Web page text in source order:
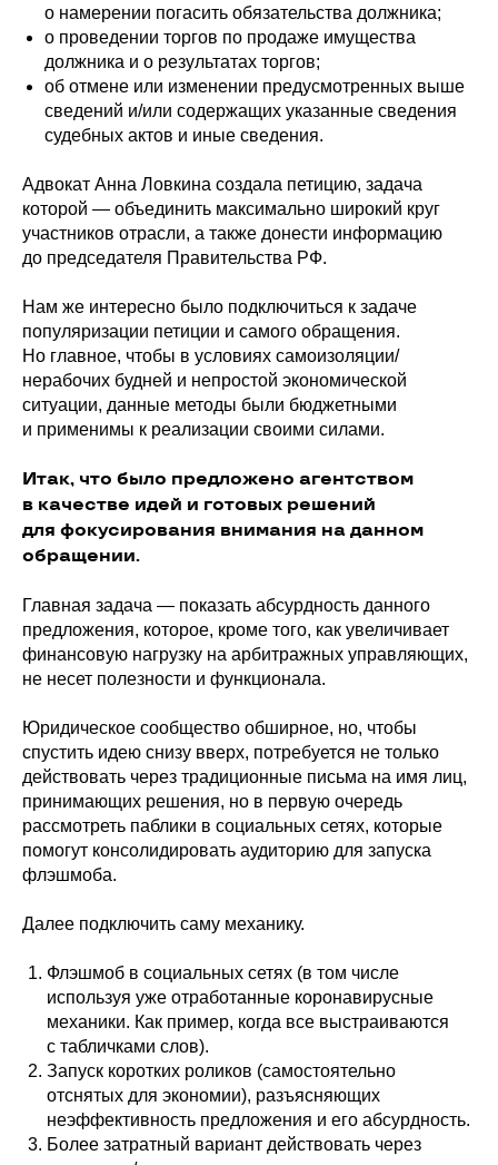
о намерении погасить обязательства должника;
о проведении торгов по продаже имущества
должника и о результатах торгов;
об отмене или изменении предусмотренных выше
сведений и/или содержащих указанные сведения
судебных актов и иные сведения.
Адвокат Анна Ловкина создала петицию, задача
которой — объединить максимально широкий круг
участников отрасли, а также донести информацию
до председателя Правительства РФ.
Нам же интересно было подключиться к задаче
популяризации петиции и самого обращения.
Но главное, чтобы в условиях самоизоляции/
нерабочих будней и непростой экономической
ситуации, данные методы были бюджетными
и применимы к реализации своими силами.
Итак, что было предложено агентством
в качестве идей и готовых решений
для фокусирования внимания на данном
обращении.
Главная задача — показать абсурдность данного
предложения, которое, кроме того, как увеличивает
финансовую нагрузку на арбитражных управляющих,
не несет полезности и функционала.
Юридическое сообщество обширное, но, чтобы
спустить идею снизу вверх, потребуется не только
действовать через традиционные письма на имя лиц,
принимающих решения, но в первую очередь
рассмотреть паблики в социальных сетях, которые
помогут консолидировать аудиторию для запуска
флэшмоба.
Далее подключить саму механику.
Флэшмоб в социальных сетях (в том числе
используя уже отработанные коронавирусные
механики. Как пример, когда все выстраиваются
с табличками слов).
Запуск коротких роликов (самостоятельно
отснятых для экономии), разъясняющих
неэффективность предложения и его абсурдность.
Более затратный вариант действовать через